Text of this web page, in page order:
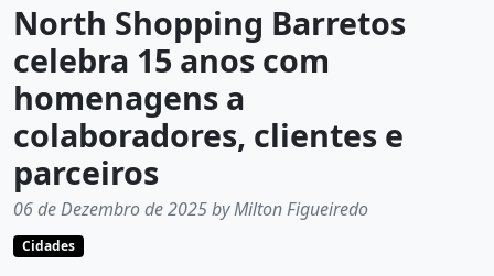
North Shopping Barretos
celebra 15 anos com
homenagens a
colaboradores, clientes e
parceiros
06 de Dezembro de 2025 by Milton Figueiredo
Cidades